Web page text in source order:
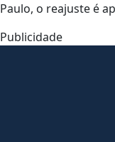
Paulo, o reajuste é
Publicidade